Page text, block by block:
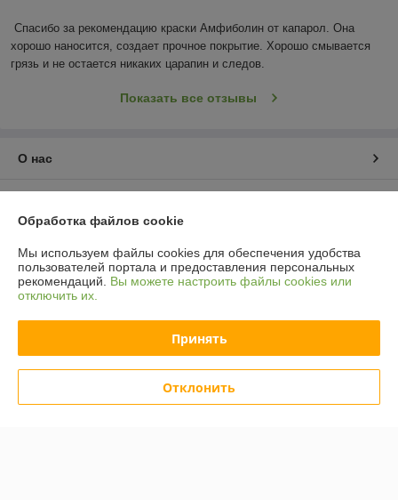
Спасибо за рекомендацию краски Амфиболин от капарол. Она
хорошо наносится, создает прочное покрытие. Хорошо смывается
грязь и не остается никаких царапин и следов.
Показать все отзывы
О нас
График работы
Полная версия сайта
Политика обработки cookies
Сайт создан на платформе Deal.by
Обработка файлов cookie
Мы используем файлы cookies для обеспечения удобства
пользователей портала и предоставления персональных
рекомендаций. Вы можете настроить файлы cookies или
отключить их.
Принять
Отклонить